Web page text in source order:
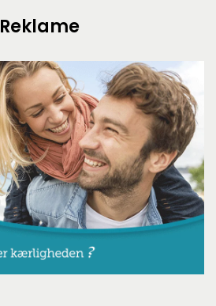
Reklame